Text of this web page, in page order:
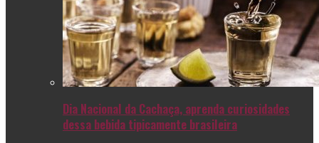
Dia Nacional da Cachaça, aprenda curiosidades
dessa bebida tipicamente brasileira